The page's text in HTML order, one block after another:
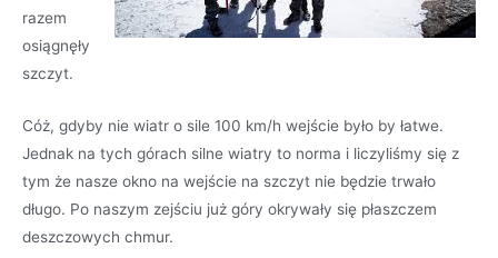
razem
osiągnęły
szczyt.
Cóż, gdyby nie wiatr o sile 100 km/h wejście było by łatwe.
Jednak na tych górach silne wiatry to norma i liczyliśmy się z
tym że nasze okno na wejście na szczyt nie będzie trwało
długo. Po naszym zejściu już góry okrywały się płaszczem
deszczowych chmur.